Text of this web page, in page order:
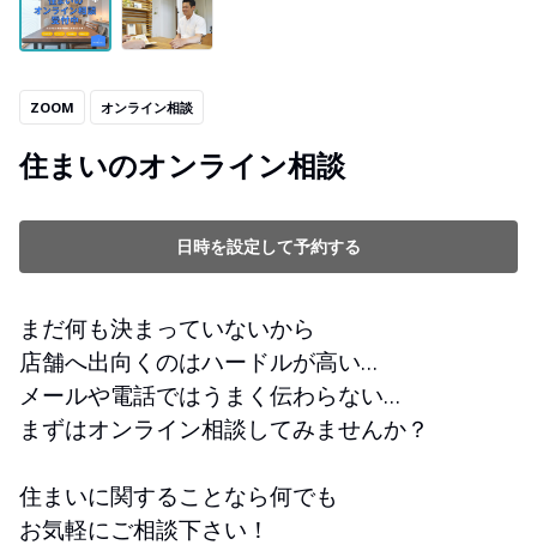
ZOOM オンライン相談
住まいのオンライン相談
日時を設定して予約する
まだ何も決まっていないから
店舗へ出向くのはハードルが高い…
メールや電話ではうまく伝わらない…
まずはオンライン相談してみませんか？
住まいに関することなら何でも
お気軽にご相談下さい！